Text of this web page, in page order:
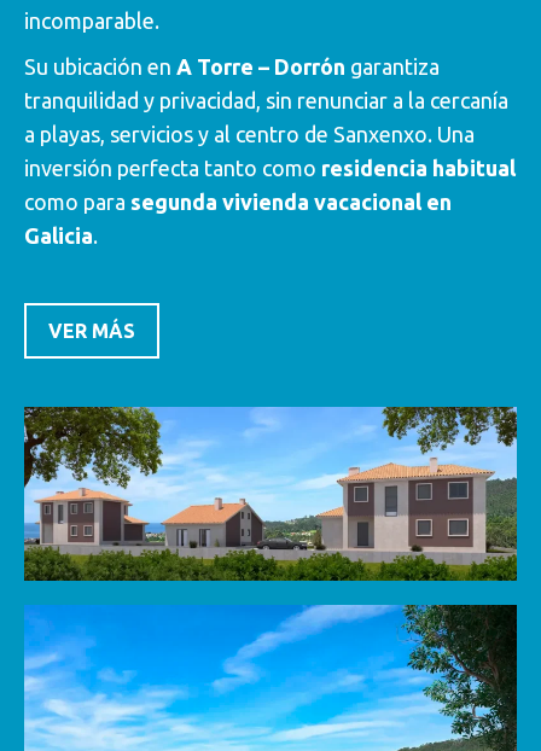
incomparable.
Su ubicación en A Torre – Dorrón garantiza
tranquilidad y privacidad, sin renunciar a la cercanía
a playas, servicios y al centro de Sanxenxo. Una
inversión perfecta tanto como residencia habitual
como para segunda vivienda vacacional en
Galicia.
VER MÁS